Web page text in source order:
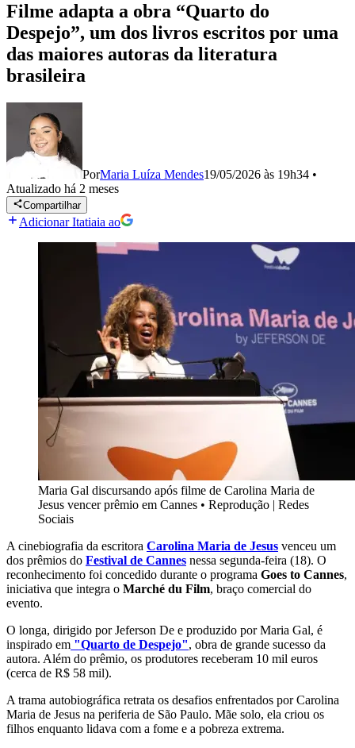
Filme adapta a obra “Quarto do
Despejo”, um dos livros escritos por uma
das maiores autoras da literatura
brasileira
PorMaria Luíza Mendes19/05/2026 às 19h34 •
Atualizado há 2 meses
Compartilhar
Adicionar Itatiaia ao
Maria Gal discursando após filme de Carolina Maria de
Jesus vencer prêmio em Cannes • Reprodução | Redes
Sociais
A cinebiografia da escritora Carolina Maria de Jesus venceu um
dos prêmios do Festival de Cannes nessa segunda-feira (18). O
reconhecimento foi concedido durante o programa Goes to Cannes,
iniciativa que integra o Marché du Film, braço comercial do
evento.
O longa, dirigido por Jeferson De e produzido por Maria Gal, é
inspirado em "Quarto de Despejo", obra de grande sucesso da
autora. Além do prêmio, os produtores receberam 10 mil euros
(cerca de R$ 58 mil).
A trama autobiográfica retrata os desafios enfrentados por Carolina
Maria de Jesus na periferia de São Paulo. Mãe solo, ela criou os
filhos enquanto lidava com a fome e a pobreza extrema.